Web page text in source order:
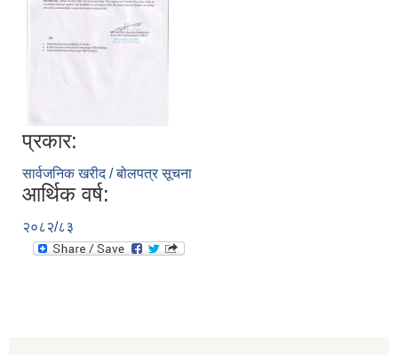
प्रकार:
सार्वजनिक खरीद / बोलपत्र सूचना
आर्थिक वर्ष:
२०८२/८३